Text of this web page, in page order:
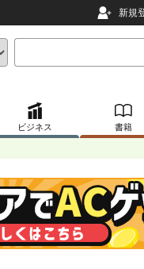
新規
ビジネス 書籍